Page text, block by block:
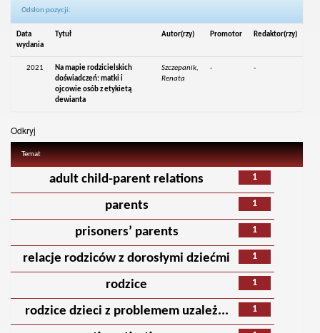
Odsłon pozycji:
Data
wydania
Tytuł Autor(rzy) Promotor Redaktor(rzy)
2021
Na mapie rodzicielskich
doświadczeń: matki i
ojcowie osób z etykietą
dewianta
Szczepanik,
Renata
- -
Odkryj
Temat
1
adult child-parent relations
1
parents
1
prisoners’ parents
1
relacje rodziców z dorosłymi dziećmi
1
rodzice
1
rodzice dzieci z problemem uzależ...